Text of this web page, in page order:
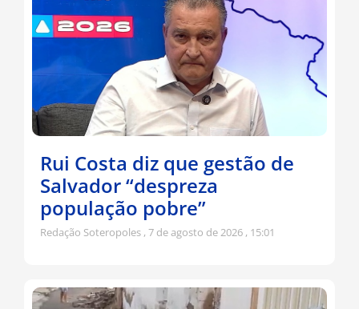
Rui Costa diz que gestão de
Salvador “despreza
população pobre”
Redação Soteropoles 7 de agosto de 2026 15:01